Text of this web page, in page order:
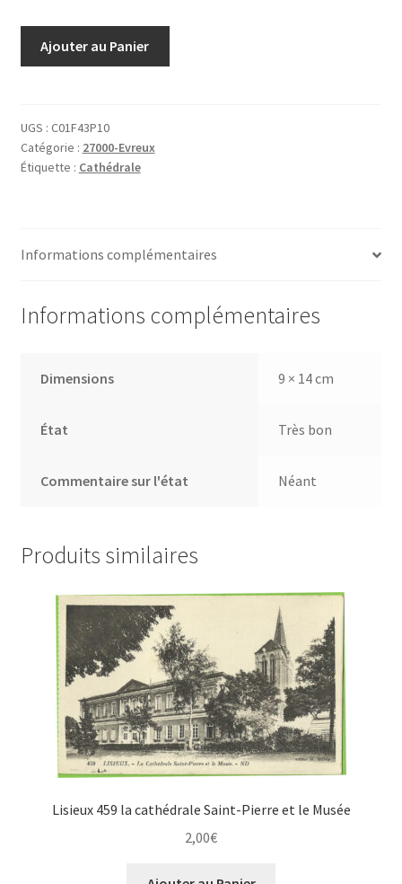
Grand
Portail
de
Ajouter au Panier
UGS : C01F43P10
Catégorie : 27000-Evreux
Étiquette : Cathédrale
Informations complémentaires
Informations complémentaires
Dimensions 9 × 14 cm
État Très bon
Commentaire sur l'état Néant
Produits similaires
Lisieux 459 la cathédrale Saint-Pierre et le Musée
2,00€